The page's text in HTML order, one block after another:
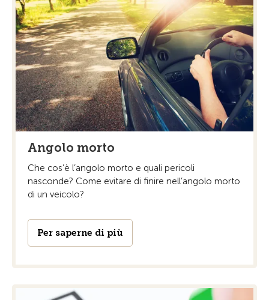
Angolo morto
Che cos’è l’angolo morto e quali pericoli
nasconde? Come evitare di finire nell’angolo morto
di un veicolo?
Per saperne di più